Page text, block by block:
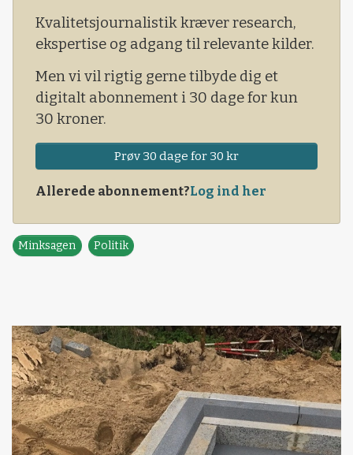
Kvalitetsjournalistik kræver research,
ekspertise og adgang til relevante kilder.
Men vi vil rigtig gerne tilbyde dig et
digitalt abonnement i 30 dage for kun
30 kroner.
Prøv 30 dage for 30 kr
Allerede abonnement?Log ind her
Minksagen Politik